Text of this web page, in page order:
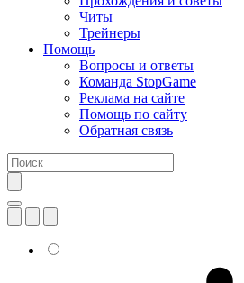
Читы
Трейнеры
Помощь
Вопросы и ответы
Команда StopGame
Реклама на сайте
Помощь по сайту
Обратная связь